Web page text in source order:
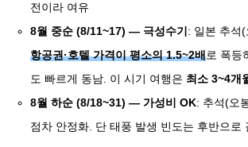
전이라 여유
8월 중순 (8/11~17) — 극성수기 : 일본 추석
항공권·호텔 가격이 평소의 1.5~2배로 폭등
도 빠르게 동남. 이 시기 여행은 최소 3~4개
8월 하순 (8/18~31) — 가성비 OK: 추석(오
점차 안정화. 단 태풍 발생 빈도는 후반으로